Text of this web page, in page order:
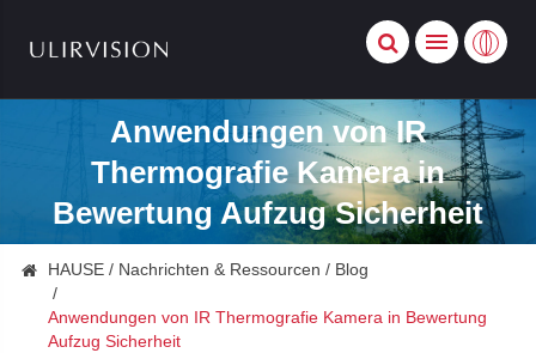
Anwendungen von IR
Thermografie Kamera in
Bewertung Aufzug Sicherheit
HAUSE Nachrichten & Ressourcen Blog
Anwendungen von IR Thermografie Kamera in Bewertung
Aufzug Sicherheit